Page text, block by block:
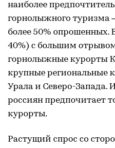
наиболее
горнолыжного туризма
более 50% опрошенных.
40%) с большим
горнолыжные курорты
крупные региональные
Урала и Северо-Запада.
россиян предпочитает
курорты.
Растущий спрос со